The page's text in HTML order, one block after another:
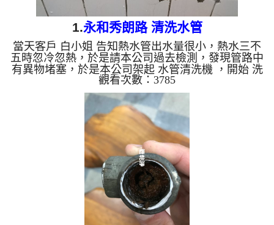
1.永和秀朗路 清洗水管
當天客戶 白小姐 告知熱水管出水量很小，熱水三不
五時忽冷忽熱，於是請本公司過去檢測，發現管路中
有異物堵塞，於是本公司架起 水管清洗機 ，開始 洗
水管 過程中，管路噴出不同顏色的髒水，如下圖，
水管清洗 約兩個多小時，管路終於清洗乾淨，客戶
終於能正常能正常洗澡了。 清洗水管,水管清洗, 洗水
管, 熱水管堵塞, 熱水忽冷忽熱 ...
觀看次數：3785